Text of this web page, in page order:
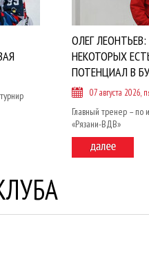
ОЛЕГ
НЕКОТОРЫХ
ПОТЕНЦИАЛ В
07 августа 2026,
Главный тренер – по
«Рязани-ВДВ»